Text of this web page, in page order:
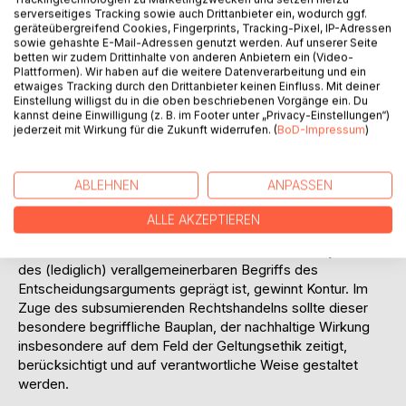
wie es um diejenigen sprachlichen
Gestaltungsbedingungen und Gestaltungsmöglichkeiten
bestellt ist, die im Verlauf der Erzeugung einer Rechtsnorm
mit unterschiedlicher ethischer Zeitstruktur zur Wirkung
gelangen; vor allem die Begriffe „Wahrheit“ und „Geltung“
müssen dabei methodisch schlüssig gehandhabt werden,
um vor dem Forum der Rechtsgemeinschaft
dass der Begriff des Entscheidungsarguments nach
Maßgabe fest etablierter Allgemeinheit aufgefasst werden
kann, wird aufzugeben sein; die rechtsphilosophische
Erkenntnis, dass der sprachliche Prozess der Erzeugung
des (lediglich) verallgemeinerbaren Begriffs des
Entscheidungsarguments geprägt ist, gewinnt Kontur. Im
Zuge des subsumierenden Rechtshandelns sollte dieser
besondere begriffliche Bauplan, der nachhaltige Wirkung
insbesondere auf dem Feld der Geltungsethik zeitigt,
berücksichtigt und auf verantwortliche Weise gestaltet
werden.
serverseitiges Tracking sowie auch Drittanbieter ein, wodurch ggf.
geräteübergreifend Cookies, Fingerprints, Tracking-Pixel, IP-Adressen
sowie gehashte E-Mail-Adressen genutzt werden. Auf unserer Seite
betten wir zudem Drittinhalte von anderen Anbietern ein (Video-
Plattformen). Wir haben auf die weitere Datenverarbeitung und ein
etwaiges Tracking durch den Drittanbieter keinen Einfluss. Mit deiner
Einstellung willigst du in die oben beschriebenen Vorgänge ein. Du
kannst deine Einwilligung (z. B. im Footer unter „Privacy-Einstellungen“)
jederzeit mit Wirkung für die Zukunft widerrufen. (BoD-Impressum)
ABLEHNEN ANPASSEN
ALLE AKZEPTIEREN